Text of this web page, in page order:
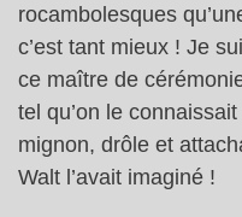
rocambolesques
c’est tant mieux ! Je
ce maître de
tel qu’on le
mignon, drôle et
Walt l’avait imaginé !